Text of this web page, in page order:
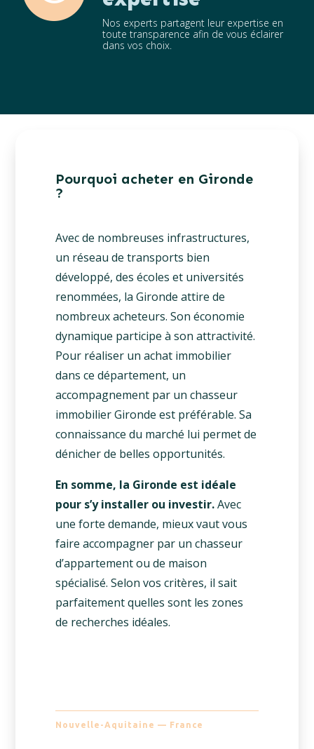
Nos experts partagent leur expertise en
toute transparence afin de vous éclairer
dans vos choix.
Pourquoi acheter en Gironde
?
Avec de nombreuses infrastructures,
un réseau de transports bien
développé, des écoles et universités
renommées, la Gironde attire de
nombreux acheteurs. Son économie
dynamique participe à son attractivité.
Pour réaliser un achat immobilier
dans ce département, un
accompagnement par un chasseur
immobilier Gironde est préférable. Sa
connaissance du marché lui permet de
dénicher de belles opportunités.
En somme, la Gironde est idéale
pour s’y installer ou investir.Avec
une forte demande, mieux vaut vous
faire accompagner par un chasseur
d’appartement ou de maison
spécialisé. Selon vos critères, il sait
parfaitement quelles sont les zones
de recherches idéales.
Nouvelle-Aquitaine — France